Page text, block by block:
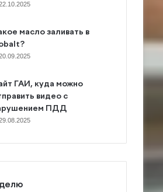
масло заливать в
ГАИ, куда можно
видео с
ПДД